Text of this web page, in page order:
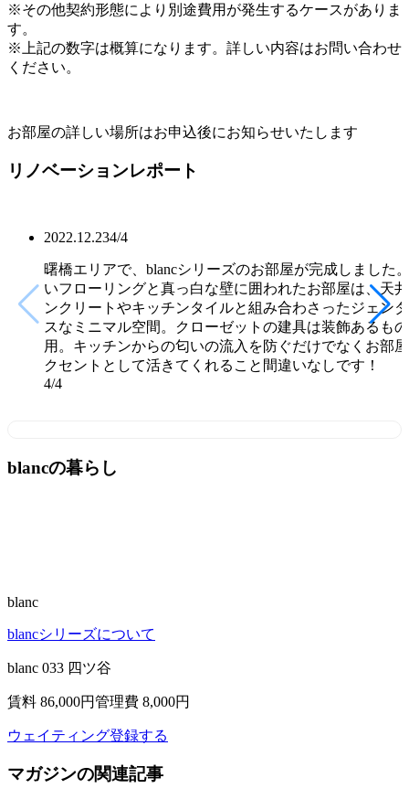
※その他契約形態により別途費用が発生するケースがありま
す。
※上記の数字は概算になります。詳しい内容はお問い合わせ
ください。
お部屋の詳しい場所はお申込後にお知らせいたします
リノベーションレポート
2022.12.234/4
曙橋エリアで、blancシリーズのお部屋が完成しました
いフローリングと真っ白な壁に囲われたお部屋は、天
ンクリートやキッチンタイルと組み合わさったジェン
スなミニマル空間。クローゼットの建具は装飾あるも
用。キッチンからの匂いの流入を防ぐだけでなくお部
クセントとして活きてくれること間違いなしです！
4/4
blancの暮らし
blanc
blancシリーズについて
blanc 033 四ツ谷
賃料 86,000円管理費 8,000円
ウェイティング登録する
マガジンの関連記事